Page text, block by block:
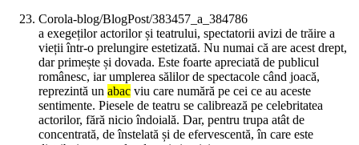
Corola-blog/BlogPost/383457_a_384786
a exegeților actorilor și teatrului, spectatorii avizi de trăire a
vieții într-o prelungire estetizată. Nu numai că are acest drept,
dar primește și dovada. Este foarte apreciată de publicul
românesc, iar umplerea sălilor de spectacole când joacă,
reprezintă un abac viu care numără pe cei ce au aceste
sentimente. Piesele de teatru se calibrează pe celebritatea
actorilor, fără nicio îndoială. Dar, pentru trupa atât de
concentrată, de înstelată și de efervescentă, în care este